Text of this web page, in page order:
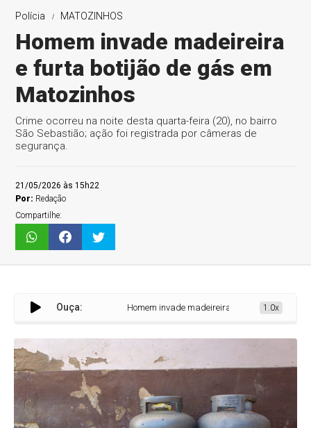
Polícia MATOZINHOS
Homem invade madeireira
e furta botijão de gás em
Matozinhos
Crime ocorreu na noite desta quarta-feira (20), no bairro
São Sebastião; ação foi registrada por câmeras de
segurança.
21/05/2026 às 15h22
Por: Redação
Compartilhe:
Ouça: Homem invade madeireira e furta botijão de gás em
1.0x